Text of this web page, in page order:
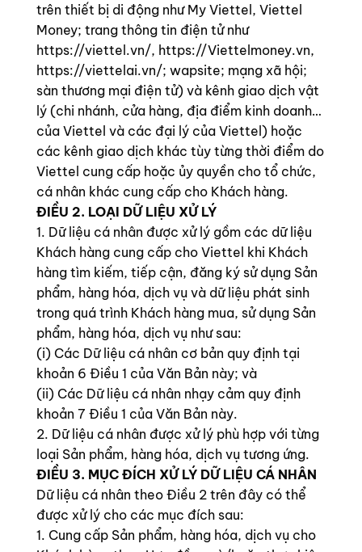
trên thiết bị di động như My Viettel, Viettel
Money; trang thông tin điện tử như
https://viettel.vn/, https://Viettelmoney.vn,
https://viettelai.vn/; wapsite; mạng xã hội;
sàn thương mại điện tử) và kênh giao dịch vật
lý (chi nhánh, cửa hàng, địa điểm kinh doanh…
của Viettel và các đại lý của Viettel) hoặc
các kênh giao dịch khác tùy từng thời điểm do
Viettel cung cấp hoặc ủy quyền cho tổ chức,
cá nhân khác cung cấp cho Khách hàng.
ĐIỀU 2. LOẠI DỮ LIỆU XỬ LÝ
1. Dữ liệu cá nhân được xử lý gồm các dữ liệu
Khách hàng cung cấp cho Viettel khi Khách
hàng tìm kiếm, tiếp cận, đăng ký sử dụng Sản
phẩm, hàng hóa, dịch vụ và dữ liệu phát sinh
trong quá trình Khách hàng mua, sử dụng Sản
phẩm, hàng hóa, dịch vụ như sau:
(i) Các Dữ liệu cá nhân cơ bản quy định tại
khoản 6 Điều 1 của Văn Bản này; và
(ii) Các Dữ liệu cá nhân nhạy cảm quy định
khoản 7 Điều 1 của Văn Bản này.
2. Dữ liệu cá nhân được xử lý phù hợp với từng
loại Sản phẩm, hàng hóa, dịch vụ tương ứng.
ĐIỀU 3. MỤC ĐÍCH XỬ LÝ DỮ LIỆU CÁ NHÂN
Dữ liệu cá nhân theo Điều 2 trên đây có thể
được xử lý cho các mục đích sau:
1. Cung cấp Sản phẩm, hàng hóa, dịch vụ cho